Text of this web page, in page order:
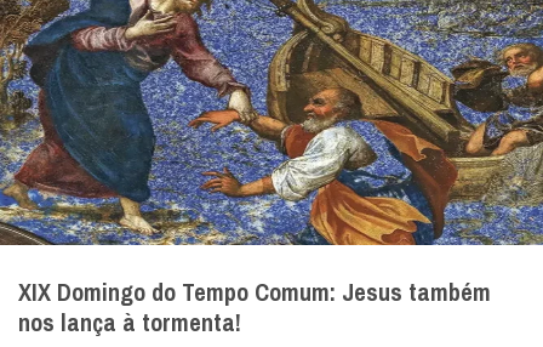
XIX Domingo do Tempo Comum: Jesus também
nos lança à tormenta!